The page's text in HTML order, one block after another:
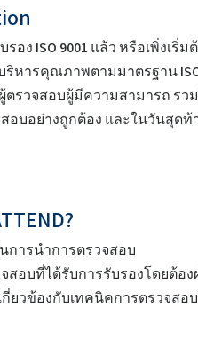
รอง ISO 9001 แล้ว หรือเพิ่ง
ริหารคุณภาพตามมาตรฐาน
ตรวจสอบผู้มีความสามารถ ร
อบอย่างถูกต้อง และในวันสุด
ารนำการตรวจสอบ
สอบที่ได้รับการรับรองโดยต้
วข้องกับเทคนิคการตรวจสอบ